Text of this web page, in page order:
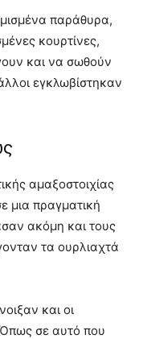
παράθυρα,
κουρτίνες,
και να σωθούν
εγκλωβίστηκαν
αμαξοστοιχίας
μια πραγματική
ακόμη και τους
τα ουρλιαχτά
και οι
Όπως σε αυτό που